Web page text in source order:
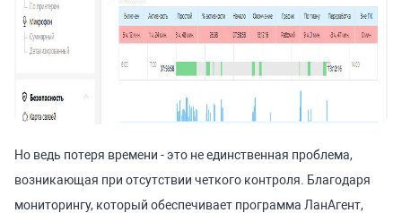
Но ведь потеря времени - это не единственная проблема,
возникающая при отсутствии четкого контроля.
Благодаря
мониторингу, который обеспечивает программа ЛанАгент,